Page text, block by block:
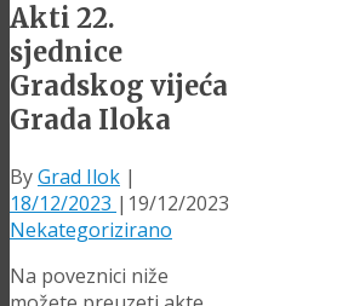
Akti 22.
sjednice
Gradskog vijeća
Grada Iloka
ByGrad Ilok |
18/12/2023 | 19/12/2023
Nekategorizirano
Na poveznici niže